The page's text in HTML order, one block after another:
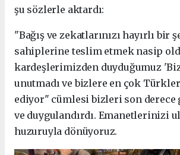
şu sözlerle aktardı:
"Bağış ve zekatlarınızı hayırlı bir
sahiplerine teslim etmek nasip
kardeşlerimizden duyduğumuz
unutmadı ve bizlere en çok
ediyor" cümlesi bizleri son derece
ve duygulandırdı. Emanetlerinizi
huzuruyla dönüyoruz.